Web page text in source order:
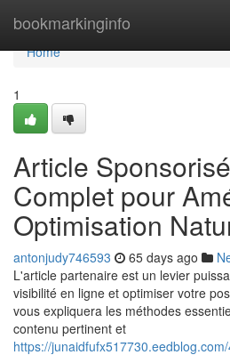
bookmarkinginfo
Home
Home
1
Article
Complet pour
Optimisation
antonjudy746593 65 days ago
L'article partenaire est un levier
visibilité en ligne et optimiser votre
vous expliquera les méthodes
contenu pertinent et
https://